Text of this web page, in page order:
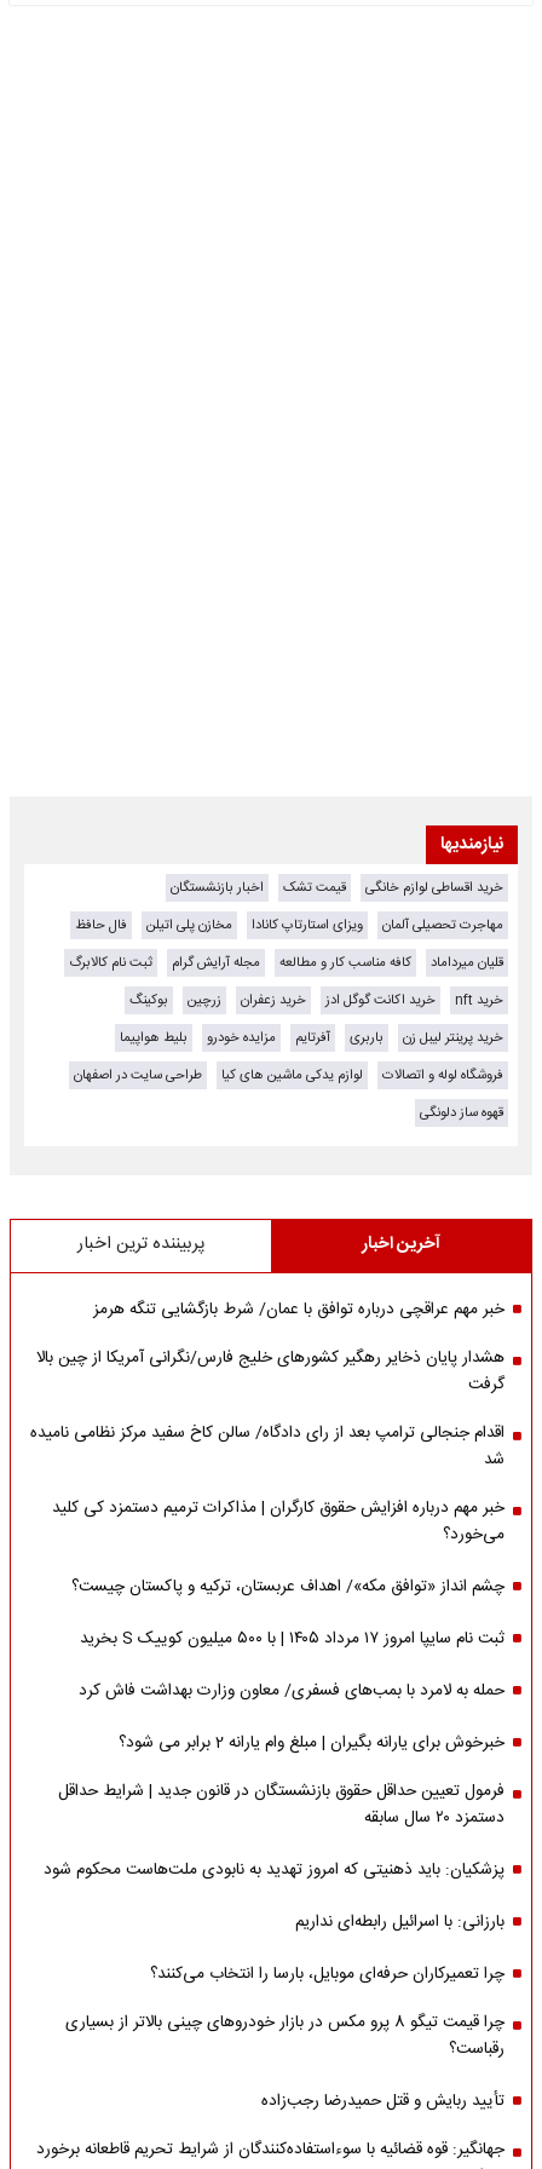
نیازمندیها
خرید اقساطی لوازم خانگی قیمت تشک
اخبار بازنشستگان
مهاجرت تحصیلی آلمان
ویزای استارتاپ کانادا مخازن پلی اتیلن
فال حافظ
قلیان میرداماد
کافه مناسب کار و مطالعه مجله آرایش گرام
ثبت نام کالابرگ
خرید nft
خرید اکانت گوگل ادز خرید زعفران زرچین
بوکینگ
خرید پرینتر لیبل زن
باربری آفرتایم مزایده خودرو
بلیط هواپیما
فروشگاه لوله و اتصالات
لوازم یدکی ماشین های کیا
طراحی سایت در اصفهان
قهوه ساز دلونگی
آخرین اخبار پربیننده ترین اخبار
خبر مهم عراقچی درباره توافق با عمان/ شرط بازگشایی تنگه هرمز
هشدار پایان ذخایر رهگیر کشورهای خلیج فارس/نگرانی آمریکا از چین بالا
گرفت
اقدام جنجالی ترامپ بعد از رای دادگاه/ سالن کاخ سفید مرکز نظامی نامیده
شد
خبر مهم درباره افزایش حقوق کارگران | مذاکرات ترمیم دستمزد کی کلید
می‌خورد؟
چشم انداز «توافق مکه»/ اهداف عربستان، ترکیه و پاکستان چیست؟
ثبت نام سایپا امروز ۱۷ مرداد ۱۴۰۵ | با ۵۰۰ میلیون کوییک S بخرید
حمله به لامرد با بمب‌های فسفری/ معاون وزارت بهداشت فاش کرد
خبرخوش برای یارانه بگیران | مبلغ وام یارانه 2 برابر می شود؟
فرمول تعیین حداقل حقوق بازنشستگان در قانون جدید | شرایط حداقل
دستمزد ۲۰ سال سابقه
پزشکیان: باید ذهنیتی که امروز تهدید به نابودی ملت‌هاست محکوم شود
بارزانی: با اسرائیل رابطه‌ای نداریم
چرا تعمیرکاران حرفه‌ای موبایل، بارسا را انتخاب می‌کنند؟
چرا قیمت تیگو 8 پرو مکس در بازار خودروهای چینی بالاتر از بسیاری
رقباست؟
تأیید ربایش و قتل حمیدرضا رجب‌زاده
جهانگیر: قوه قضائیه با سوءاستفاده‌کنندگان از شرایط تحریم قاطعانه برخورد